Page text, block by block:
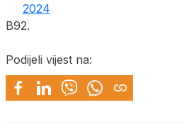
2024
B92.
Podijeli vijest na: